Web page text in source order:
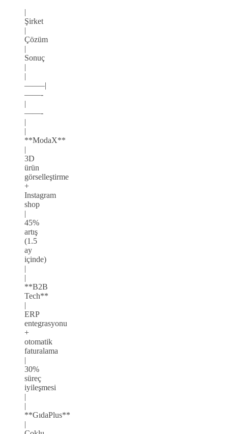
|
Şirket
|
Çözüm
|
Sonuç
|
|
——–|
——-
|
——-
|
|
**ModaX**
|
3D
ürün
görselleştirme
+
Instagram
shop
|
45%
artış
(1.5
ay
içinde)
|
|
**B2B
Tech**
|
ERP
entegrasyonu
+
otomatik
faturalama
|
30%
süreç
iyileşmesi
|
|
**GıdaPlus**
|